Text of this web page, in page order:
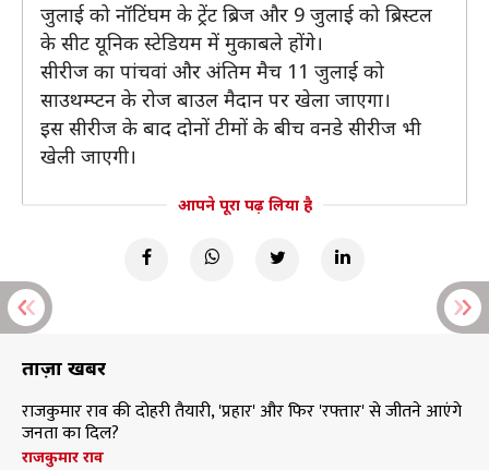
जुलाई को नॉटिंघम के ट्रेंट ब्रिज और 9 जुलाई को ब्रिस्टल
के सीट यूनिक स्टेडियम में मुकाबले होंगे।
सीरीज का पांचवां और अंतिम मैच 11 जुलाई को
साउथम्प्टन के रोज बाउल मैदान पर खेला जाएगा।
इस सीरीज के बाद दोनों टीमों के बीच वनडे सीरीज भी
खेली जाएगी।
आपने पूरा पढ़ लिया है
ताज़ा खबरें
राजकुमार राव की दोहरी तैयारी, 'प्रहार' और फिर 'रफ्तार' से जीतने आएंगे
जनता का दिल?
राजकुमार राव